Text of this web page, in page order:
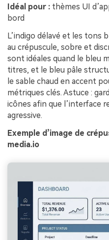
Idéal pour : thèmes UI
bord
L’indigo délavé et les tons
au crépuscule, sobre et
sont idéales quand le bleu
titres, et le bleu pâle
le sable chaud en accent
métriques clés. Astuce :
icônes afin que l’interface
agressive.
Exemple d’image de
media.io